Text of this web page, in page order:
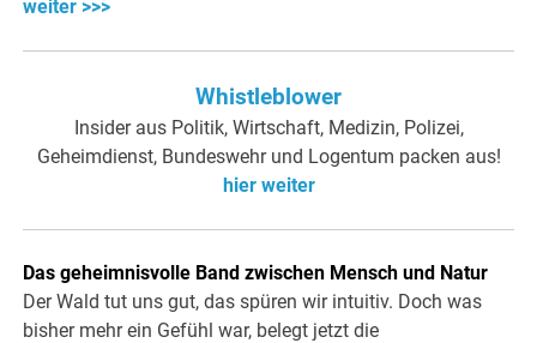
weiter >>>
Whistleblower
Insider aus Politik, Wirtschaft, Medizin, Polizei,
Geheimdienst, Bundeswehr und Logentum packen aus!
hier weiter
Das geheimnisvolle Band zwischen Mensch und Natur
Der Wald tut uns gut, das spüren wir intuitiv. Doch was
bisher mehr ein Gefühl war, belegt jetzt die